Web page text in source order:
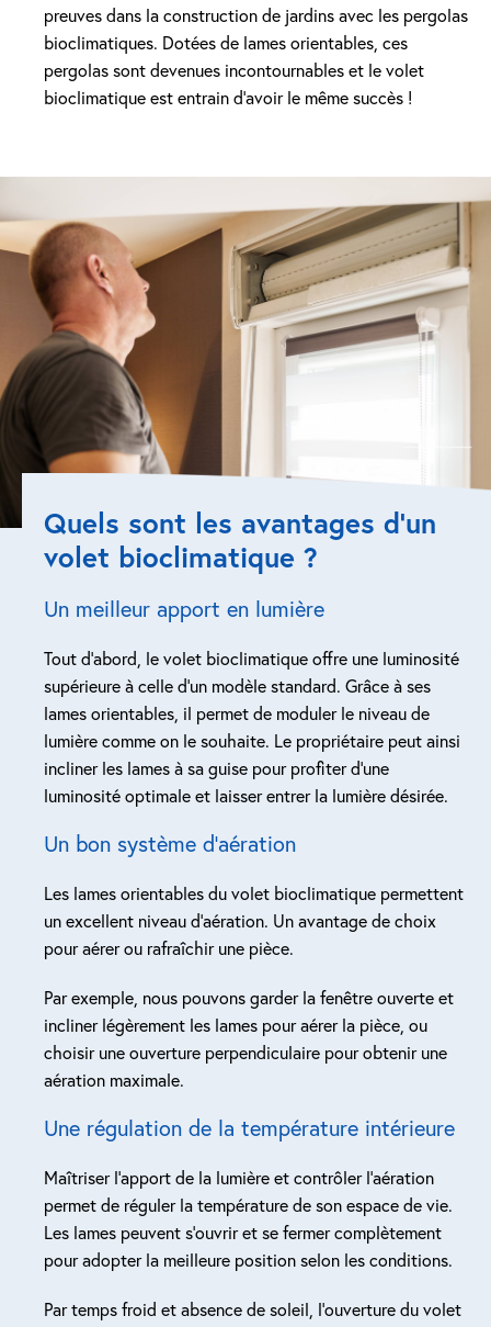
preuves dans la construction de jardins avec les pergolas
bioclimatiques. Dotées de lames orientables, ces
pergolas sont devenues incontournables et le volet
bioclimatique est entrain d’avoir le même succès !
Quels sont les avantages d’un
volet bioclimatique ?
Un meilleur apport en lumière
Tout d’abord, le volet bioclimatique offre une luminosité
supérieure à celle d’un modèle standard. Grâce à ses
lames orientables, il permet de moduler le niveau de
lumière comme on le souhaite. Le propriétaire peut ainsi
incliner les lames à sa guise pour profiter d’une
luminosité optimale et laisser entrer la lumière désirée.
Un bon système d’aération
Les lames orientables du volet bioclimatique permettent
un excellent niveau d’aération. Un avantage de choix
pour aérer ou rafraîchir une pièce.
Par exemple, nous pouvons garder la fenêtre ouverte et
incliner légèrement les lames pour aérer la pièce, ou
choisir une ouverture perpendiculaire pour obtenir une
aération maximale.
Une régulation de la température intérieure
Maîtriser l’apport de la lumière et contrôler l’aération
permet de réguler la température de son espace de vie.
Les lames peuvent s’ouvrir et se fermer complètement
pour adopter la meilleure position selon les conditions.
Par temps froid et absence de soleil, l’ouverture du volet